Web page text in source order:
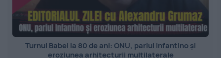
Turnul Babel la 80 de ani: ONU, pariul Infantino și
eroziunea arhitecturii multilaterale